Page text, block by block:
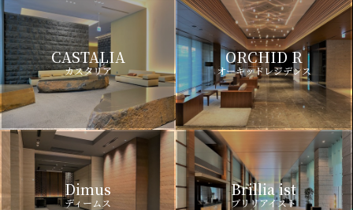
CASTALIA
カスタリア
ORCHID R
オーキッドレジデンス
Dimus
ディームス
Brillia ist
ブリリアイスト